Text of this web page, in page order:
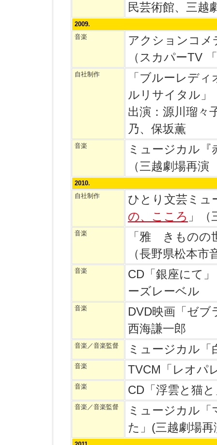
民芸術館、三越
2009.
音楽
アクションコメ
（スカパーTV
自社制作
「ブルーレデ
ルリサイタル」
出演：源川瑠々
乃、保坂薫
音楽
ミュージカル『
（三越劇場再
2010.
自社制作
ひとり文芸ミュ
の、こころ 」（
音楽
「雅 きものの
（長野県松本
音楽
CD「銀座にて
ーズレーベル
音楽
DVD映画「ゼブ
西海謙一郎
音楽／音楽監督 ミュージカル「
音楽 TVCM「レオパ
音楽 CD「浮雲と猫
音楽／音楽監督
ミュージカル
た」(三越劇場再